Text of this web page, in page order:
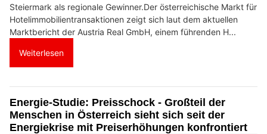
Steiermark als regionale Gewinner.Der österreichische Markt für
Hotelimmobilientransaktionen zeigt sich laut dem aktuellen
Marktbericht der Austria Real GmbH, einem führenden H...
Weiterlesen
Energie-Studie: Preisschock - Großteil der
Menschen in Österreich sieht sich seit der
Energiekrise mit Preiserhöhungen konfrontiert